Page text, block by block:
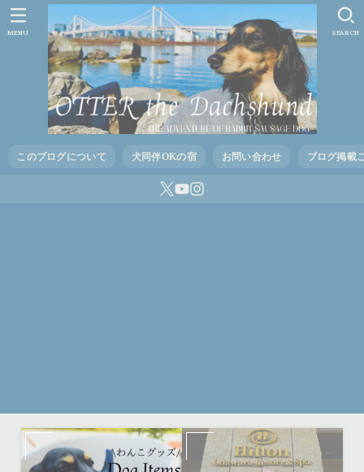
このブログについて 犬同伴OKの宿 お問い合わせ ブログ掲載
SEARCH
MENU